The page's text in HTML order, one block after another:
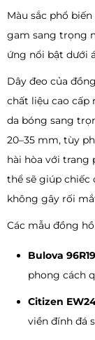
Màu sắc phổ
gam sang trọng
ứng nổi bật dưới
Dây đeo của
chất liệu cao cấp
da bóng sang
20–35 mm, tùy
hài hòa với trang
thể sẽ giúp
không gây rối
Các mẫu đồng
Bulova
phong cách
Citizen
viền đính đá